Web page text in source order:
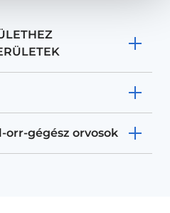
orr-gégész orvosok